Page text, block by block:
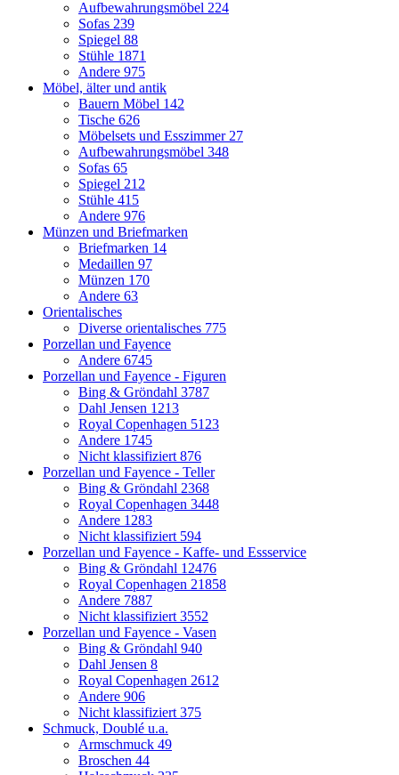
Aufbewahrungsmöbel 224
Sofas 239
Spiegel 88
Stühle 1871
Andere 975
Möbel, älter und antik
Bauern Möbel 142
Tische 626
Möbelsets und Esszimmer 27
Aufbewahrungsmöbel 348
Sofas 65
Spiegel 212
Stühle 415
Andere 976
Münzen und Briefmarken
Briefmarken 14
Medaillen 97
Münzen 170
Andere 63
Orientalisches
Diverse orientalisches 775
Porzellan und Fayence
Andere 6745
Porzellan und Fayence - Figuren
Bing & Gröndahl 3787
Dahl Jensen 1213
Royal Copenhagen 5123
Andere 1745
Nicht klassifiziert 876
Porzellan und Fayence - Teller
Bing & Gröndahl 2368
Royal Copenhagen 3448
Andere 1283
Nicht klassifiziert 594
Porzellan und Fayence - Kaffe- und Essservice
Bing & Gröndahl 12476
Royal Copenhagen 21858
Andere 7887
Nicht klassifiziert 3552
Porzellan und Fayence - Vasen
Bing & Gröndahl 940
Dahl Jensen 8
Royal Copenhagen 2612
Andere 906
Nicht klassifiziert 375
Schmuck, Doublé u.a.
Armschmuck 49
Broschen 44